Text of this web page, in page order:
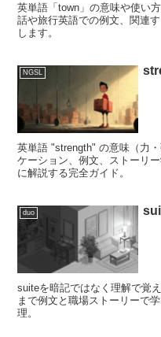
英単語「town」の意味や使い
話や旅行英語での例文、関連
します。
NGSL
英単語 "strength" の意味（力
ケーション、例文、ストーリ
に解説する完全ガイド。
duo
suiteを暗記ではなく理解で覚
まで例文と職場ストーリーで
理。